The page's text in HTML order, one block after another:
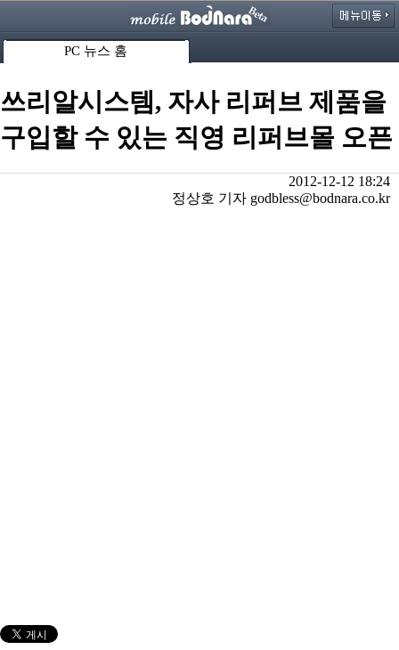
PC 뉴스 홈
쓰리알시스템, 자사 리퍼브 제품을
구입할 수 있는 직영 리퍼브몰 오픈
2012-12-12 18:24
정상호 기자 godbless@bodnara.co.kr